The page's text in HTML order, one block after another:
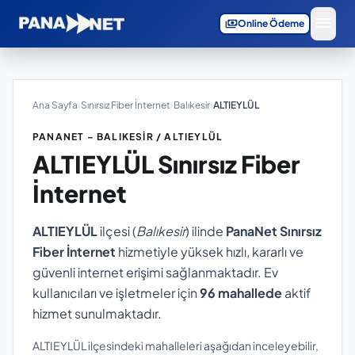
paymentsOnline Ödeme
Ana Sayfa›Sınırsız Fiber İnternet›Balıkesir›ALTIEYLÜL
PANANET – BALIKESIR / ALTIEYLÜL
ALTIEYLÜLSınırsız Fiber
İnternet
ALTIEYLÜLilçesi (Balıkesir) ilinde PanaNet Sınırsız
Fiber İnternet hizmetiyle yüksek hızlı, kararlı ve
güvenli internet erişimi sağlanmaktadır. Ev
kullanıcıları ve işletmeler için96 mahalledeaktif
hizmet sunulmaktadır.
ALTIEYLÜL ilçesindeki mahalleleri aşağıdan inceleyebilir,